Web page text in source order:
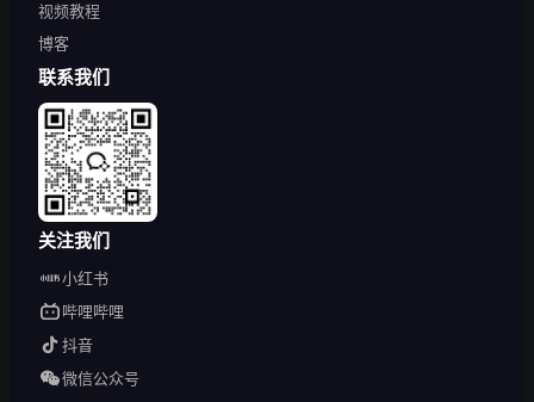
视频教程
博客
联系我们
关注我们
小红书
哔哩哔哩
抖音
微信公众号